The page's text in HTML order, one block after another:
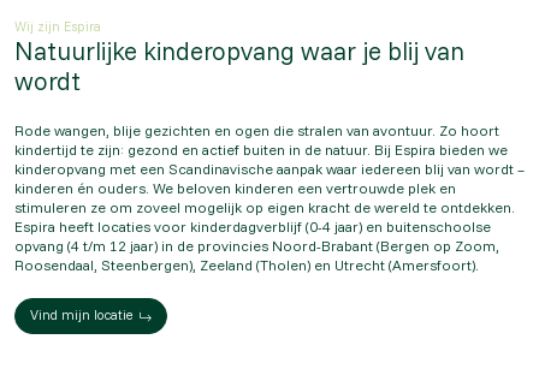
Wij zijn Espira
Natuurlijke kinderopvang waar je blij van
wordt
Rode wangen, blije gezichten en ogen die stralen van avontuur. Zo hoort
kindertijd te zijn: gezond en actief buiten in de natuur. Bij Espira bieden we
kinderopvang met een Scandinavische aanpak waar iedereen blij van wordt –
kinderen én ouders. We beloven kinderen een vertrouwde plek en
stimuleren ze om zoveel mogelijk op eigen kracht de wereld te ontdekken.
Espira heeft locaties voor kinderdagverblijf (0-4 jaar) en buitenschoolse
opvang (4 t/m 12 jaar) in de provincies Noord-Brabant (Bergen op Zoom,
Roosendaal, Steenbergen), Zeeland (Tholen) en Utrecht (Amersfoort).
Vind mijn locatie